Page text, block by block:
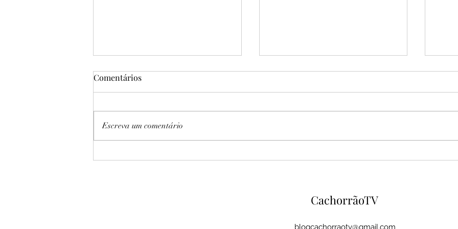
Comentários
Escreva um comentário
CachorrãoTV
blogcachorraotv@gmail.com